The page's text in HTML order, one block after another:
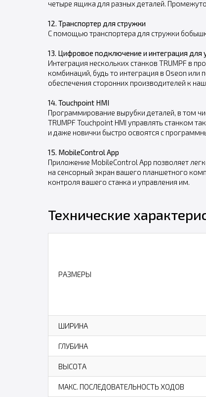
четыре ящика для разных деталей.
12. Транспортер для стружки
С помощью транспортера для стружки
13. Цифровое подключение и интеграция для
Интеграция нескольких станков TRUMPF в
комбинаций, будь то интеграция в Oseon
обеспечения сторонних производителей к
14. Touchpoint HMI
Программирование вырубки деталей, в том
TRUMPF Touchpoint HMI управлять станком
и даже новички быстро освоятся с
15. MobileControl App
Приложение MobileControl App позволяет
на сенсорный экран вашего планшетного
контроля вашего станка и управления им.
Технические
РАЗМЕРЫ
ШИРИНА
ГЛУБИНА
ВЫСОТА
МАКС. ПОСЛЕДОВАТЕЛЬНОСТЬ ХОДОВ